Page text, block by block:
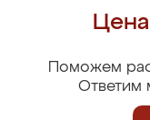
Поможем
Ответим